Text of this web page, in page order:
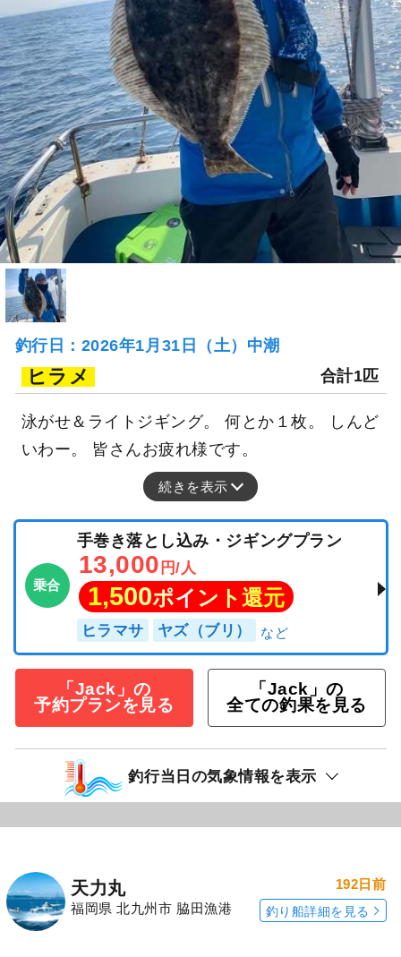
釣行日：2026年1月31日（土）中潮
ヒラメ 合計1匹
泳がせ＆ライトジギング。 何とか１枚。 しんど
いわー。 皆さんお疲れ様です。
続きを表示
乗合
手巻き落とし込み・ジギングプラン
13,000 円/人
1,500ポイント還元
ヒラマサ ヤズ（ブリ）
「Jack」の
予約プランを見る
「Jack」の
全ての釣果を見る
釣行当日の気象情報を表示
天力丸
福岡県 北九州市 脇田漁港
192日前
釣り船詳細を見る